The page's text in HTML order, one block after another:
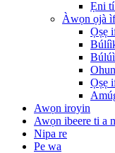
Ẹni
Àwọn ọjà
Ọṣẹ
Ọṣẹ
Awọn iroyin
Awọn ibeere ti a
Nipa re
Pe wa